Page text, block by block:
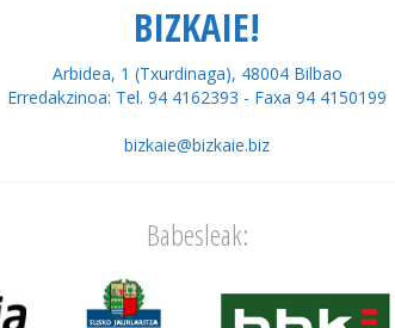
BIZKAIE!
Arbidea, 1 (Txurdinaga), 48004 Bilbao
Erredakzinoa: Tel. 94 4162393 - Faxa 94 4150199
bizkaie@bizkaie.biz
Babesleak: